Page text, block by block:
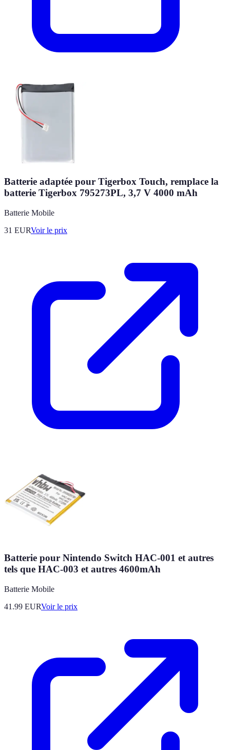
Batterie adaptée pour Tigerbox Touch, remplace la
batterie Tigerbox 795273PL, 3,7 V 4000 mAh
Batterie Mobile
31 EURVoir le prix
Batterie pour Nintendo Switch HAC-001 et autres
tels que HAC-003 et autres 4600mAh
Batterie Mobile
41.99 EURVoir le prix